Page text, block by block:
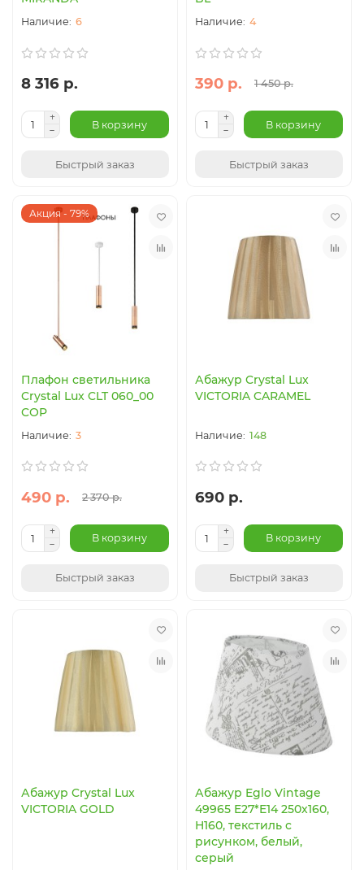
6
8 316 р.
В корзину
Быстрый заказ
4
390 р. 1 450 р.
В корзину
Быстрый заказ
Акция - 79%
Плафон светильника
Crystal Lux CLT 060_00
COP
3
490 р. 2 370 р.
В корзину
Быстрый заказ
Абажур Crystal Lux
VICTORIA CARAMEL
148
690 р.
В корзину
Быстрый заказ
Абажур Crystal Lux
VICTORIA GOLD
Абажур Eglo Vintage
49965 E27*E14 250х160,
H160, текстиль с
рисунком, белый,
серый